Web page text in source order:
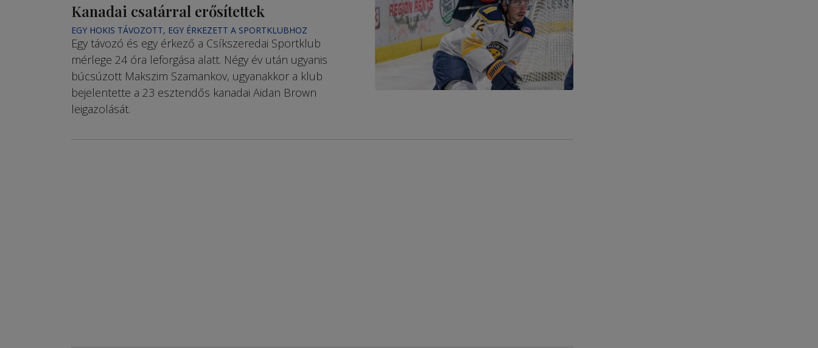
Kanadai csatárral erősítettek
EGY HOKIS TÁVOZOTT, EGY ÉRKEZETT A SPORTKLUBHOZ
Egy távozó és egy érkező a Csíkszeredai Sportklub
mérlege 24 óra leforgása alatt. Négy év után ugyanis
búcsúzott Makszim Sza­man­kov, ugyanakkor a klub
bejelentette a 23 esz­tendős kanadai Aidan Brown
leigazolását.